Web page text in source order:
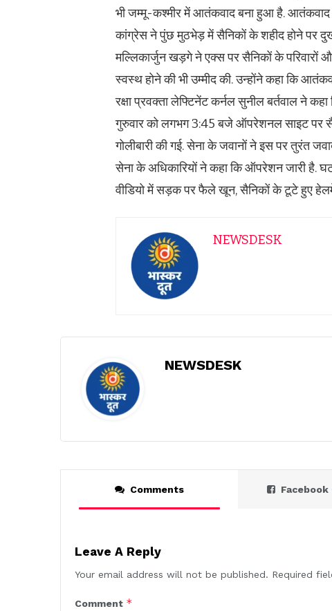
भी जम्मू-कश्मीर में आतंकवाद बना हुआ है.
कांग्रेस ने पुंछ मुठभेड़ में सैनिकों के शहीद होने पर
मल्लिकार्जुन खड़गे ने एक्स पर सैनिकों के परिवारों
स्वस्थ होने की भी उम्मीद की. उन्होंने कहा कि
रक्षा प्रवक्ता लेफ्टिनेंट कर्नल सुनील बर्तवाल ने
गुरुवार को लगभग 3:45 बजे ऑपरेशनल साइट पर
गोलीबारी की गई. सेना के जवानों ने इस पर तुरंत
सेना के अधिकारियों ने कहा कि ऑपरेशन जारी है.
वीडियो में सड़क पर फैले खून, सैनिकों के टूटे हुए
NEWSDESK
NEWSDESK
Comments
Leave A Reply
Your email address will not be published. Required
Comment *